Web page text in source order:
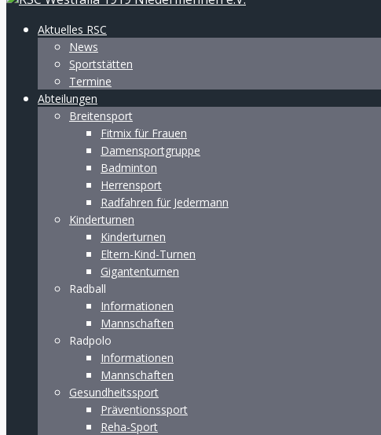
Aktuelles RSC
News
Sportstätten
Termine
Abteilungen
Breitensport
Fitmix für Frauen
Damensportgruppe
Badminton
Herrensport
Radfahren für Jedermann
Kinderturnen
Kinderturnen
Eltern-Kind-Turnen
Gigantenturnen
Radball
Informationen
Mannschaften
Radpolo
Informationen
Mannschaften
Gesundheitssport
Präventionssport
Reha-Sport